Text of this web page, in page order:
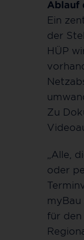
Ablauf
Ein
der
HÜP
Zu
„Alle,
oder
für den